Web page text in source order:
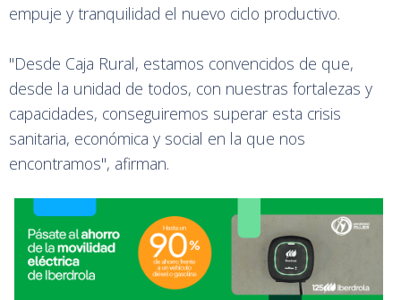
empuje y tranquilidad el nuevo ciclo productivo.
"Desde Caja Rural, estamos convencidos de que,
desde la unidad de todos, con nuestras fortalezas y
capacidades, conseguiremos superar esta crisis
sanitaria, económica y social en la que nos
encontramos", afirman.